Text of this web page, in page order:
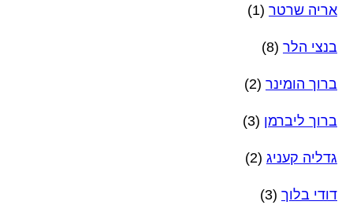
אריה שרטר (1)
בנצי הלר (8)
ברוך הומינר (2)
ברוך ליברמן (3)
גדליה קעניג (2)
דודי בלוך (3)